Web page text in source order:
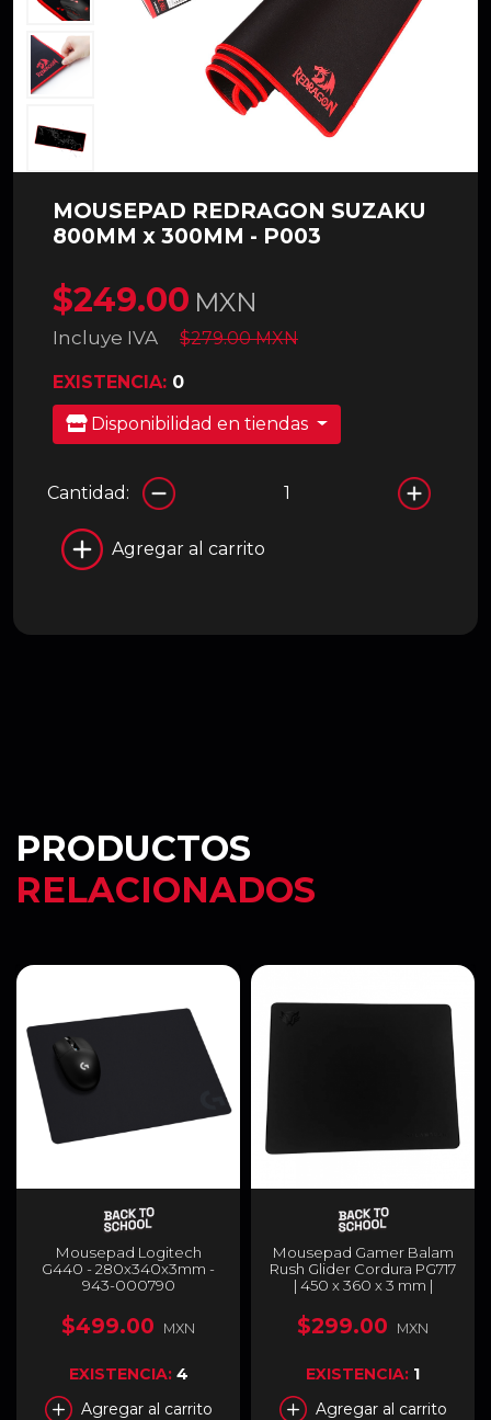
MOUSEPAD REDRAGON SUZAKU
800MM x 300MM - P003
$249.00 MXN
Incluye IVA $279.00 MXN
EXISTENCIA: 0
Disponibilidad en tiendas
Cantidad:
Agregar al carrito
PRODUCTOS
RELACIONADOS
Mousepad Logitech
G440 - 280x340x3mm -
943-000790
$499.00 MXN
EXISTENCIA: 4
Agregar al carrito
Mousepad Gamer Balam
Rush Glider Cordura PG717
| 450 x 360 x 3 mm |
Antideslizante | Negro |
BR-937474
$299.00 MXN
EXISTENCIA: 1
Agregar al carrito